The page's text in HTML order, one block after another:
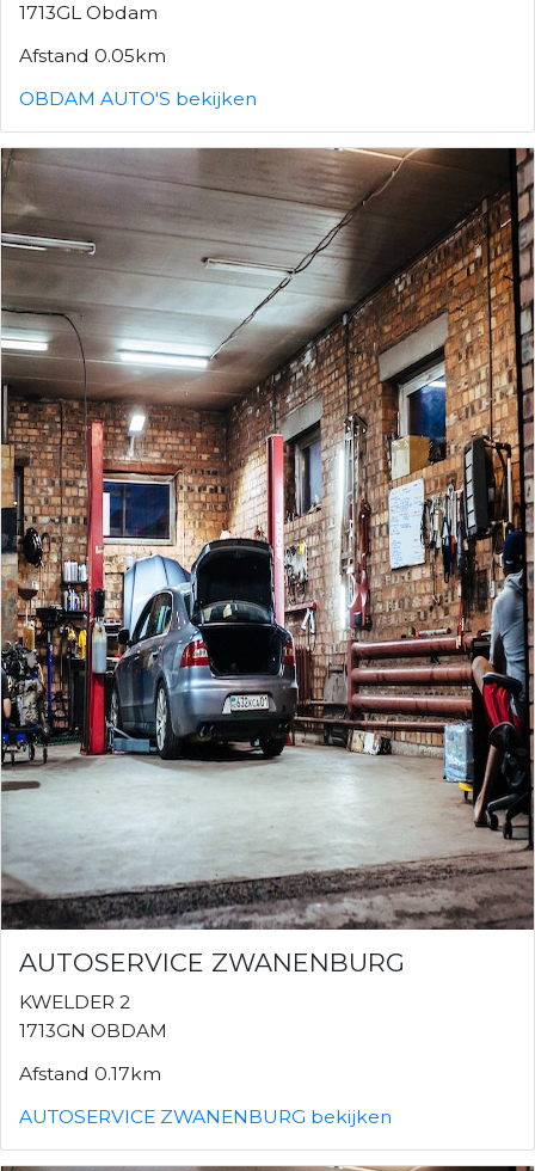
1713GL Obdam
Afstand 0.05km
OBDAM AUTO'S bekijken
AUTOSERVICE ZWANENBURG
KWELDER 2
1713GN OBDAM
Afstand 0.17km
AUTOSERVICE ZWANENBURG bekijken